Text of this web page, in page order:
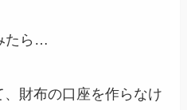
たら…
財布の口座を作らなけ